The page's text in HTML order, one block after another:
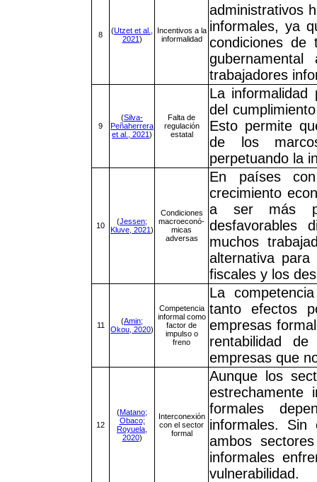
8 (Utzet et al.,
2021)
Incentivos a la
informalidad
administrativos
informales, ya
condiciones de
trabajadores
9
(Silva-
Peñaherrera
et al., 2021)
Falta de
regulación
estatal
La informalidad
del
Esto permite
de los
perpetuando la
10 (Jessen;
Kluve, 2021)
Condiciones
macroeconó-
micas
adversas
En países
crecimiento
a ser más
desfavorables
muchos
alternativa para
fiscales y los
11 (Amin;
Okou, 2020)
Competencia
informal como
factor de
impulso o
freno
La
tanto efectos
empresas
rentabilidad
empresas que
12
(Matano;
Obaco;
Royuela,
2020)
Interconexión
con el sector
formal
Aunque los
estrechamente
formales
informales. Sin
ambos
informales
vulnerabilidad.